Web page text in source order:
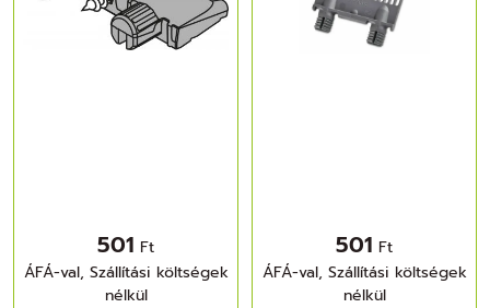
501 Ft
ÁFÁ-val, Szállítási költségek
nélkül
501 Ft
ÁFÁ-val, Szállítási költségek
nélkül